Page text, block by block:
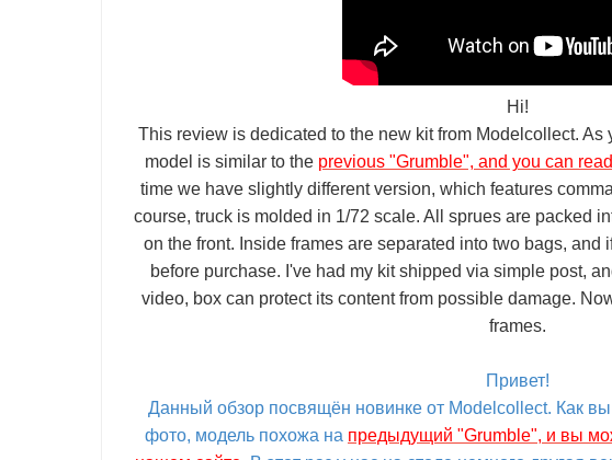
Hi!
This review is dedicated to the new kit from Modelcollect. As
model is similar to the previous "Grumble", and you can
time we have slightly different version, which features
course, truck is molded in 1/72 scale. All sprues are packed
on the front. Inside frames are separated into two bags, and
before purchase. I've had my kit shipped via simple post,
video, box can protect its content from possible damage.
frames.
Привет!
Данный обзор посвящён новинке от Modelcollect. Как
фото, модель похожа на предыдущий "Grumble", и вы